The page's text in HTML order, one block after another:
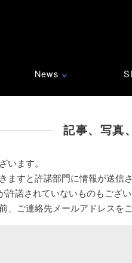
News ∨
記事、写真
います。
ますと許諾部門に情報が送信
許諾されていないものもござ
、ご連絡先メールアドレスを